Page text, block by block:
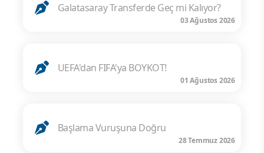
Galatasaray Transferde Geç mi Kalıyor?
03 Ağustos 2026
UEFA'dan FIFA'ya BOYKOT!
01 Ağustos 2026
Başlama Vuruşuna Doğru
28 Temmuz 2026